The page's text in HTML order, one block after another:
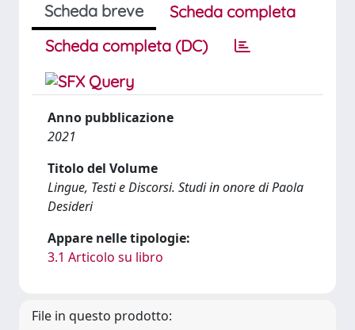
Scheda breve
Scheda completa
Scheda completa (DC)
Anno pubblicazione
2021
Titolo del Volume
Lingue, Testi e Discorsi. Studi in onore di Paola
Desideri
Appare nelle tipologie:
3.1 Articolo su libro
File in questo prodotto: